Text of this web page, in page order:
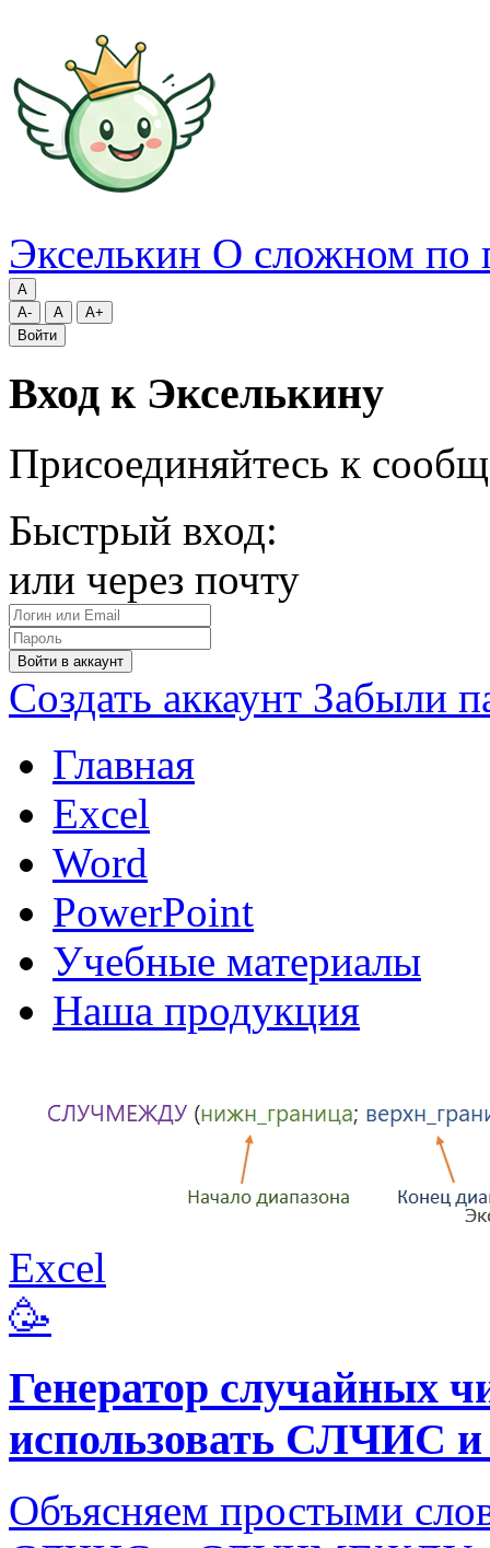
Экселькин О сложном по
A
A-
A
A+
Войти
Вход к Экселькину
Присоединяйтесь к
Быстрый вход:
или через почту
Войти в аккаунт
Создать аккаунт Забыли
Главная
Excel
Word
PowerPoint
Учебные материалы
Наша продукция
Excel
🥳
Генератор случайных
использовать
Объясняем простыми